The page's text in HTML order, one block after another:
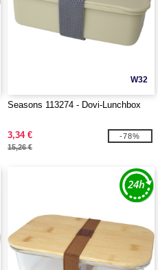
W32
Seasons 113274 - Dovi-Lunchbox
3,34 €
15,26 €
-78%